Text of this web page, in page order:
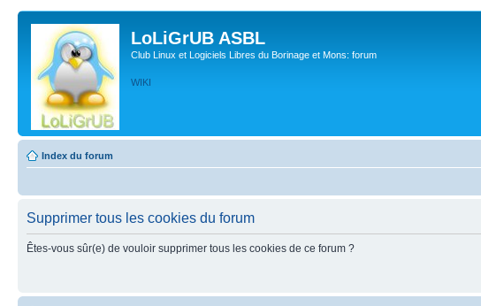
LoLiGrUB ASBL
Club Linux et Logiciels Libres du Borinage et Mons: forum
WIKI
Index du forum
Supprimer tous les cookies du forum
Êtes-vous sûr(e) de vouloir supprimer tous les cookies de ce forum ?